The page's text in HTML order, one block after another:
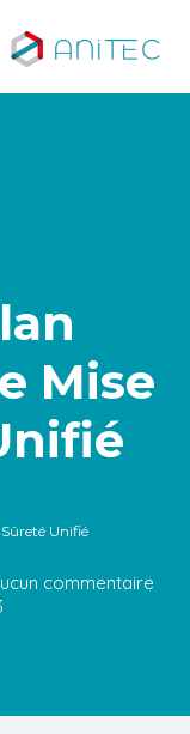
Mise
Unifié
commentaire